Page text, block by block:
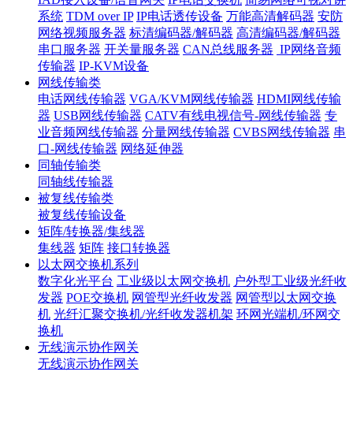
系统 TDM over IP IP电话透传设备 万能高清解码器 安防
网络视频服务器 标清编码器/解码器 高清编码器/解码器
串口服务器 开关量服务器 CAN总线服务器 IP网络音频
传输器 IP-KVM设备
网线传输类
电话网线传输器 VGA/KVM网线传输器 HDMI网线传输
器 USB网线传输器 CATV有线电视信号-网线传输器 专
业音频网线传输器 分量网线传输器 CVBS网线传输器 串
口-网线传输器 网络延伸器
同轴传输类
同轴线传输器
被复线传输类
被复线传输设备
矩阵/转换器/集线器
集线器 矩阵 接口转换器
以太网交换机系列
数字化光平台 工业级以太网交换机 户外型工业级光纤收
发器 POE交换机 网管型光纤收发器 网管型以太网交换
机 光纤汇聚交换机/光纤收发器机架 环网光端机/环网交
换机
无线演示协作网关
无线演示协作网关